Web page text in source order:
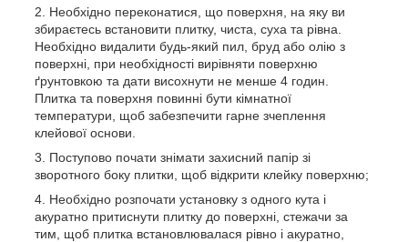
Необхідно переконатися, що поверхня, на яку ви
збираєтесь встановити плитку, чиста, суха та рівна.
Необхідно видалити будь-який пил, бруд або олію з
поверхні, при необхідності вирівняти поверхню
ґрунтовкою та дати висохнути не менше 4 годин.
Плитка та поверхня повинні бути кімнатної
температури, щоб забезпечити гарне зчеплення
клейової основи.
Поступово почати знімати захисний папір зі
зворотного боку плитки, щоб відкрити клейку поверхню;
Необхідно розпочати установку з одного кута і
акуратно притиснути плитку до поверхні, стежачи за
тим, щоб плитка встановлювалася рівно і акуратно,